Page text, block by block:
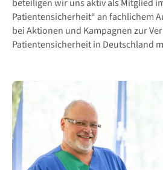
beteiligen wir uns aktiv als Mitglied
Patientensicherheit“ an fachlichem
bei Aktionen und Kampagnen zur
Patientensicherheit in Deutschland